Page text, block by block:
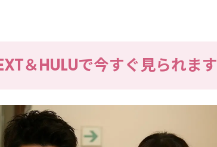
＆HULUで今すぐ見られます